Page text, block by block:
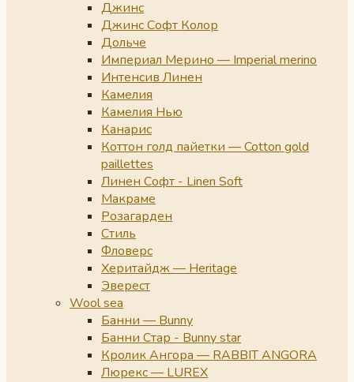
Джинс
Джинс Софт Колор
Дольче
Империал Мерино — Imperial merino
Интенсив Линен
Камелия
Камелия Нью
Канарис
Коттон голд пайетки — Cotton gold
paillettes
Линен Софт - Linen Soft
Макраме
Розагарден
Стиль
Фловерс
Херитайдж — Heritage
Эверест
Wool sea
Банни — Bunny
Банни Стар - Bunny star
Кролик Ангора — RABBIT ANGORA
Люрекс — LUREX